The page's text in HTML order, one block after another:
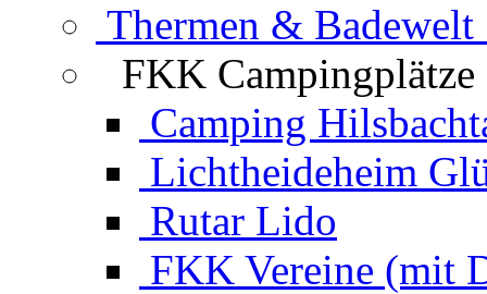
Thermen & Badewelt
FKK Campingplätze
Camping
Lichtheideheim
Rutar Lido
FKK Vereine (mit